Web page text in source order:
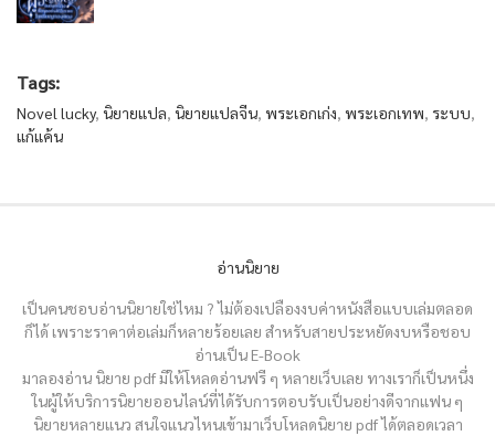
Tags:
Novel lucky, นิยายแปล, นิยายแปลจีน, พระเอกเก่ง, พระเอกเทพ, ระบบ,
แก้แค้น
อ่านนิยาย
เป็นคนชอบอ่านนิยายใช่ไหม ? ไม่ต้องเปลืองงบค่าหนังสือแบบเล่มตลอด
ก็ได้ เพราะราคาต่อเล่มก็หลายร้อยเลย สำหรับสายประหยัดงบหรือชอบ
อ่านเป็น E-Book
มาลองอ่าน นิยาย pdf มีให้โหลดอ่านฟรี ๆ หลายเว็บเลย ทางเราก็เป็นหนึ่ง
ในผู้ให้บริการนิยายออนไลน์ที่ได้รับการตอบรับเป็นอย่างดีจากแฟน ๆ
นิยายหลายแนว สนใจแนวไหนเข้ามาเว็บโหลดนิยาย pdf ได้ตลอดเวลา